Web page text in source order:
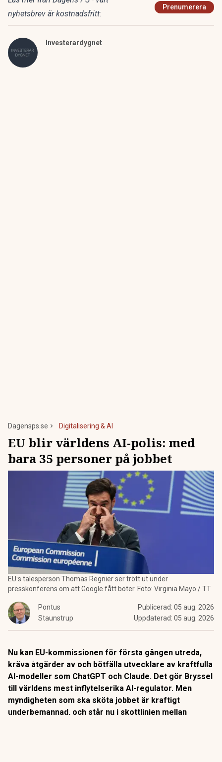
nyhetsbrev är kostnadsfritt:
Prenumerera
Investerardygnet
Dagensps.se Digitalisering & AI
EU blir världens AI-polis: med
bara 35 personer på jobbet
EU:s talesperson Thomas Regnier ser trött ut under
presskonferens om att Google fått böter. Foto: Virginia Mayo / TT
Pontus
Staunstrup
Publicerad: 05 aug. 2026
Uppdaterad: 05 aug. 2026
Nu kan EU-kommissionen för första gången utreda,
kräva åtgärder av och bötfälla utvecklare av kraftfulla
AI-modeller som ChatGPT och Claude. Det gör Bryssel
till världens mest inflytelserika AI-regulator. Men
myndigheten som ska sköta jobbet är kraftigt
underbemannad, och står nu i skottlinjen mellan